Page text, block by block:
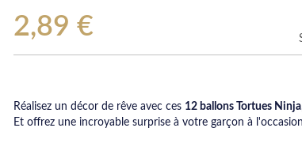
2,89 €
Réalisez un décor de rêve avec ces 12 ballons Tortues Ninja
Et offrez une incroyable surprise à votre garçon à